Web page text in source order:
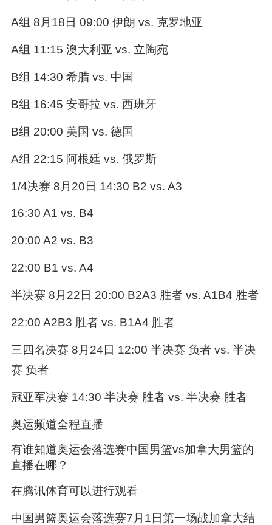
A组 8月18日 09:00 伊朗 vs. 克罗地亚
A组 11:15 澳大利亚 vs. 立陶宛
B组 14:30 希腊 vs. 中国
B组 16:45 安哥拉 vs. 西班牙
B组 20:00 美国 vs. 德国
A组 22:15 阿根廷 vs. 俄罗斯
1/4决赛 8月20日 14:30 B2 vs. A3
16:30 A1 vs. B4
20:00 A2 vs. B3
22:00 B1 vs. A4
半决赛 8月22日 20:00 B2A3 胜者 vs. A1B4 胜者
22:00 A2B3 胜者 vs. B1A4 胜者
三四名决赛 8月24日 12:00 半决赛 负者 vs. 半决
赛 负者
冠亚军决赛 14:30 半决赛 胜者 vs. 半决赛 胜者
奥运频道全程直播
有谁知道奥运会落选赛中国男篮vs加拿大男篮的
直播在哪？
在腾讯体育可以进行观看
中国男篮奥运会落选赛7月1日第一场战加拿大结